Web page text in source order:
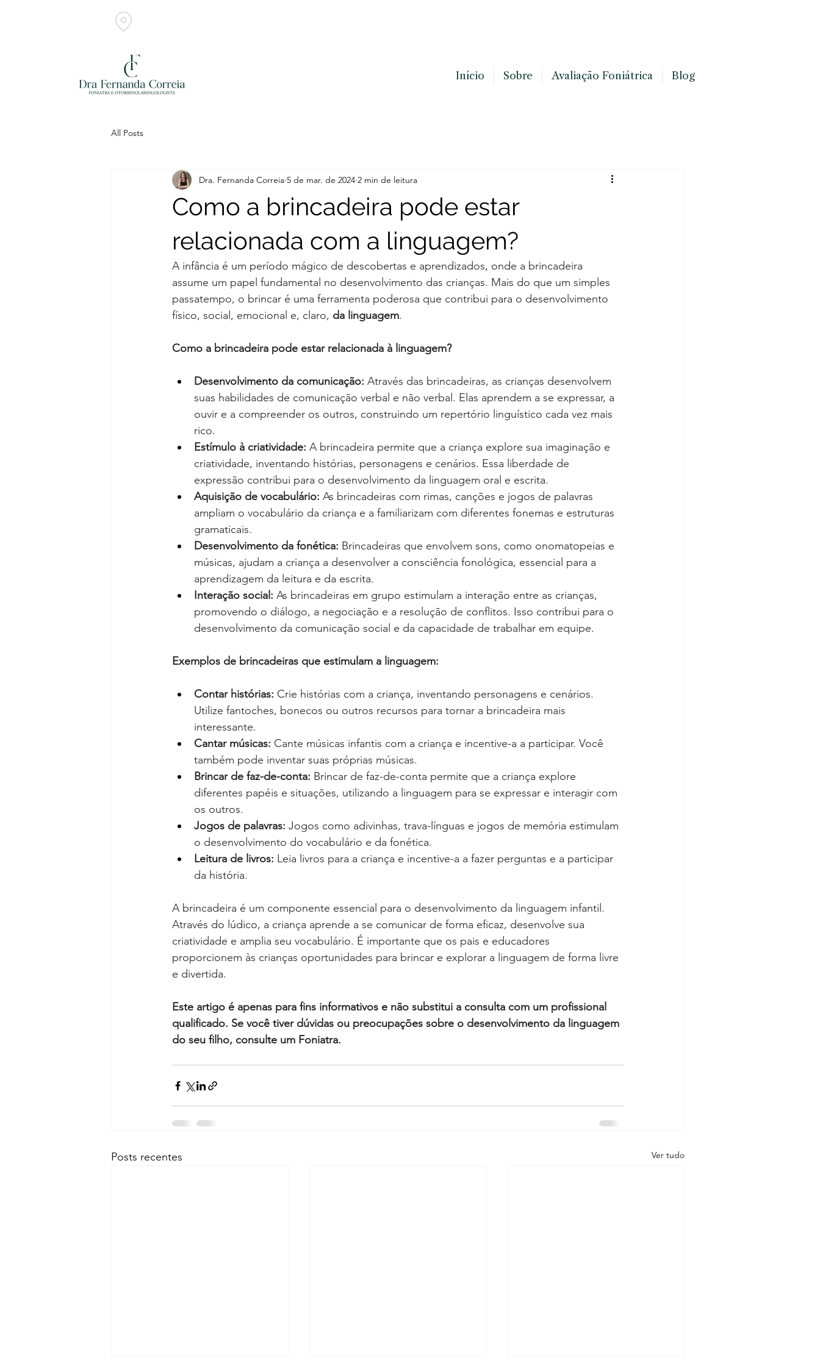
Início Sobre Avaliação Foniátrica Blog
All Posts
Como a brincadeira pode estar
relacionada com a linguagem?
Dra. Fernanda Correia 5 de mar. de 2024 2 min de leitura
A infância é um período mágico de descobertas e aprendizados, onde a brincadeira
assume um papel fundamental no desenvolvimento das crianças. Mais do que um simples
passatempo, o brincar é uma ferramenta poderosa que contribui para o desenvolvimento
físico, social, emocional e, claro, da linguagem.
Como a brincadeira pode estar relacionada à linguagem?
Desenvolvimento da comunicação: Através das brincadeiras, as crianças desenvolvem
suas habilidades de comunicação verbal e não verbal. Elas aprendem a se expressar, a
ouvir e a compreender os outros, construindo um repertório linguístico cada vez mais
rico.
Estímulo à criatividade: A brincadeira permite que a criança explore sua imaginação e
criatividade, inventando histórias, personagens e cenários. Essa liberdade de
expressão contribui para o desenvolvimento da linguagem oral e escrita.
Aquisição de vocabulário: As brincadeiras com rimas, canções e jogos de palavras
ampliam o vocabulário da criança e a familiarizam com diferentes fonemas e estruturas
gramaticais.
Desenvolvimento da fonética: Brincadeiras que envolvem sons, como onomatopeias e
músicas, ajudam a criança a desenvolver a consciência fonológica, essencial para a
aprendizagem da leitura e da escrita.
Interação social: As brincadeiras em grupo estimulam a interação entre as crianças,
promovendo o diálogo, a negociação e a resolução de conflitos. Isso contribui para o
desenvolvimento da comunicação social e da capacidade de trabalhar em equipe.
Exemplos de brincadeiras que estimulam a linguagem:
Contar histórias: Crie histórias com a criança, inventando personagens e cenários.
Utilize fantoches, bonecos ou outros recursos para tornar a brincadeira mais
interessante.
Cantar músicas: Cante músicas infantis com a criança e incentive-a a participar. Você
também pode inventar suas próprias músicas.
Brincar de faz-de-conta: Brincar de faz-de-conta permite que a criança explore
diferentes papéis e situações, utilizando a linguagem para se expressar e interagir com
os outros.
Jogos de palavras: Jogos como adivinhas, trava-línguas e jogos de memória estimulam
o desenvolvimento do vocabulário e da fonética.
Leitura de livros: Leia livros para a criança e incentive-a a fazer perguntas e a participar
da história.
A brincadeira é um componente essencial para o desenvolvimento da linguagem infantil.
Através do lúdico, a criança aprende a se comunicar de forma eficaz, desenvolve sua
criatividade e amplia seu vocabulário. É importante que os pais e educadores
proporcionem às crianças oportunidades para brincar e explorar a linguagem de forma livre
e divertida.
Este artigo é apenas para fins informativos e não substitui a consulta com um profissional
qualificado. Se você tiver dúvidas ou preocupações sobre o desenvolvimento da linguagem
do seu filho, consulte um Foniatra.
Posts recentes Ver tudo